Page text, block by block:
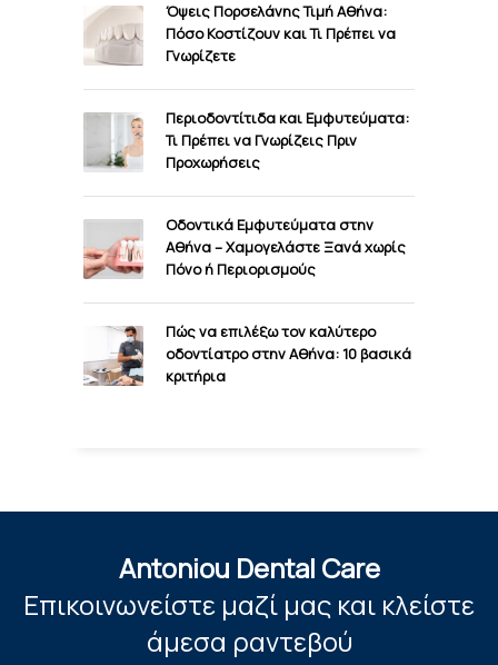
Όψεις Πορσελάνης Τιμή Αθήνα:
Πόσο Κοστίζουν και Τι Πρέπει να
Γνωρίζετε
Περιοδοντίτιδα και Εμφυτεύματα:
Τι Πρέπει να Γνωρίζεις Πριν
Προχωρήσεις
Οδοντικά Εμφυτεύματα στην
Αθήνα – Χαμογελάστε Ξανά χωρίς
Πόνο ή Περιορισμούς
Πώς να επιλέξω τον καλύτερο
οδοντίατρο στην Αθήνα: 10 βασικά
κριτήρια
Antoniou Dental Care
Επικοινωνείστε μαζί μας και κλείστε
άμεσα ραντεβού